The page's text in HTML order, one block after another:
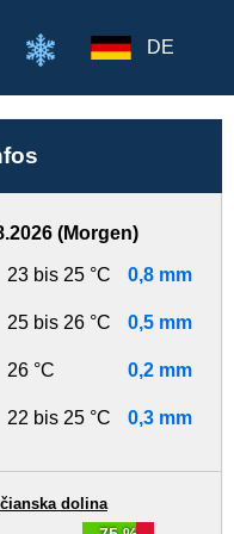
DE
(Morgen)
23 bis 25 °C 0,8 mm
25 bis 26 °C 0,5 mm
26 °C 0,2 mm
22 bis 25 °C 0,3 mm
dolina